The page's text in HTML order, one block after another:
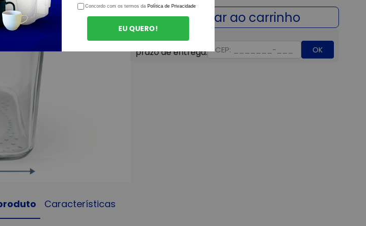
OK
Características
Concordo com os termos da Política de Privacidade
EU QUERO!